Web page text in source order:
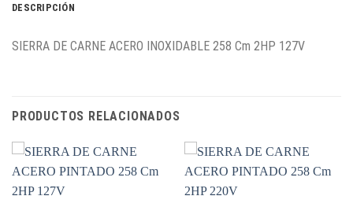
DESCRIPCIÓN
SIERRA DE CARNE ACERO INOXIDABLE 258 Cm 2HP 127V
PRODUCTOS RELACIONADOS